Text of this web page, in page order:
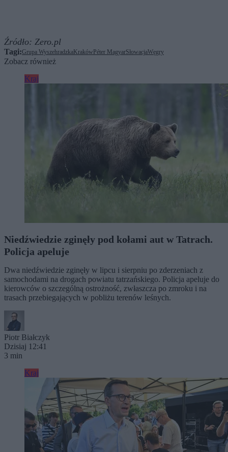
Źródło: Zero.pl
Tagi:Grupa WyszehradzkaKrakówPéter MagyarSłowacjaWęgry
Zobacz również
Kraj
Niedźwiedzie zginęły pod kołami aut w Tatrach.
Policja apeluje
Dwa niedźwiedzie zginęły w lipcu i sierpniu po zderzeniach z
samochodami na drogach powiatu tatrzańskiego. Policja apeluje do
kierowców o szczególną ostrożność, zwłaszcza po zmroku i na
trasach przebiegających w pobliżu terenów leśnych.
Piotr Białczyk
Dzisiaj 12:41
3 min
Kraj